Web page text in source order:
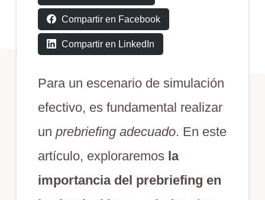
Compartir en Facebook
Compartir en LinkedIn
Para un escenario de simulación
efectivo, es fundamental realizar
un prebriefing adecuado. En este
artículo, exploraremosla
importancia del prebriefing en